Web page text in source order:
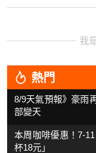
我
熱門
8/9天氣預報》豪雨
部變天
本周咖啡優惠！7-
杯18元」